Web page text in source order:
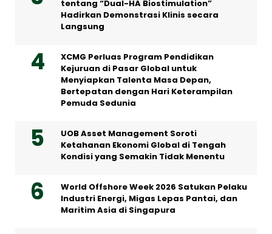
tentang “Dual-HA Biostimulation”
Hadirkan Demonstrasi Klinis secara
Langsung
XCMG Perluas Program Pendidikan
Kejuruan di Pasar Global untuk
Menyiapkan Talenta Masa Depan,
Bertepatan dengan Hari Keterampilan
Pemuda Sedunia
UOB Asset Management Soroti
Ketahanan Ekonomi Global di Tengah
Kondisi yang Semakin Tidak Menentu
World Offshore Week 2026 Satukan Pelaku
Industri Energi, Migas Lepas Pantai, dan
Maritim Asia di Singapura